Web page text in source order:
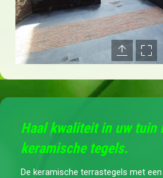
Haal kwaliteit in uw tuin
keramische tegels.
De keramische terrastegels met